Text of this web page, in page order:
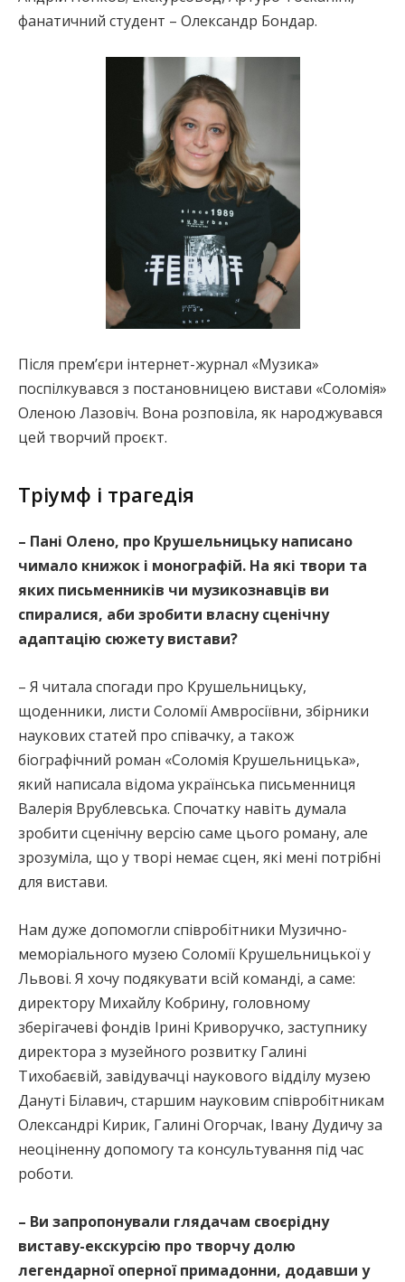
фанатичний студент – Олександр Бондар.
Після прем’єри інтернет-журнал «Музика»
поспілкувався з постановницею вистави «Соломія»
Оленою Лазовіч. Вона розповіла, як народжувався
цей творчий проєкт.
Тріумф і трагедія
– Пані Олено, про Крушельницьку написано
чимало книжок і монографій. На які твори та
яких письменників чи музикознавців ви
спиралися, аби зробити власну сценічну
адаптацію сюжету вистави?
– Я читала спогади про Крушельницьку,
щоденники, листи Соломії Амвросіївни, збірники
наукових статей про співачку, а також
біографічний роман «Соломія Крушельницька»,
який написала відома українська письменниця
Валерія Врублевська. Спочатку навіть думала
зробити сценічну версію саме цього роману, але
зрозуміла, що у творі немає сцен, які мені потрібні
для вистави.
Нам дуже допомогли співробітники Музично-
меморіального музею Соломії Крушельницької у
Львові. Я хочу подякувати всій команді, а саме:
директору Михайлу Кобрину, головному
зберігачеві фондів Ірині Криворучко, заступнику
директора з музейного розвитку Галині
Тихобаєвій, завідувачці наукового відділу музею
Дануті Білавич, старшим науковим співробітникам
Олександрі Кирик, Галині Огорчак, Івану Дудичу за
неоціненну допомогу та консультування під час
роботи.
– Ви запропонували глядачам своєрідну
виставу-екскурсію про творчу долю
легендарної оперної примадонни, додавши у